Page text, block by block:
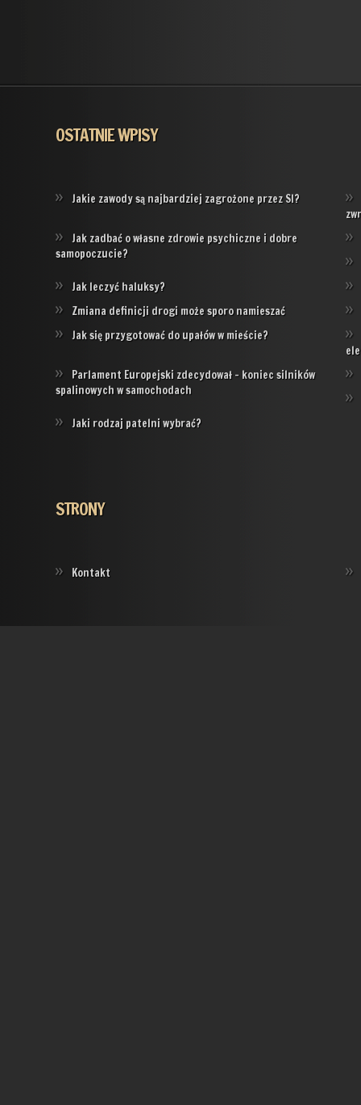
OSTATNIE WPISY
Jakie zawody są najbardziej zagrożone przez SI?
Jak zadbać o własne zdrowie psychiczne i dobre
samopoczucie?
Jak leczyć haluksy?
Zmiana definicji drogi może sporo namieszać
Jak się przygotować do upałów w mieście?
Parlament Europejski zdecydował – koniec silników
spalinowych w samochodach
Jaki rodzaj patelni wybrać?
STRONY
Kontakt